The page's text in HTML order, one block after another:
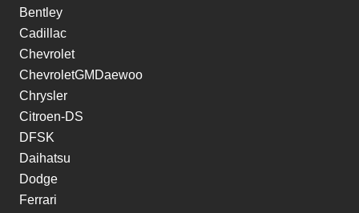
Bentley
Cadillac
Chevrolet
ChevroletGMDaewoo
Chrysler
Citroen-DS
DFSK
Daihatsu
Dodge
Ferrari